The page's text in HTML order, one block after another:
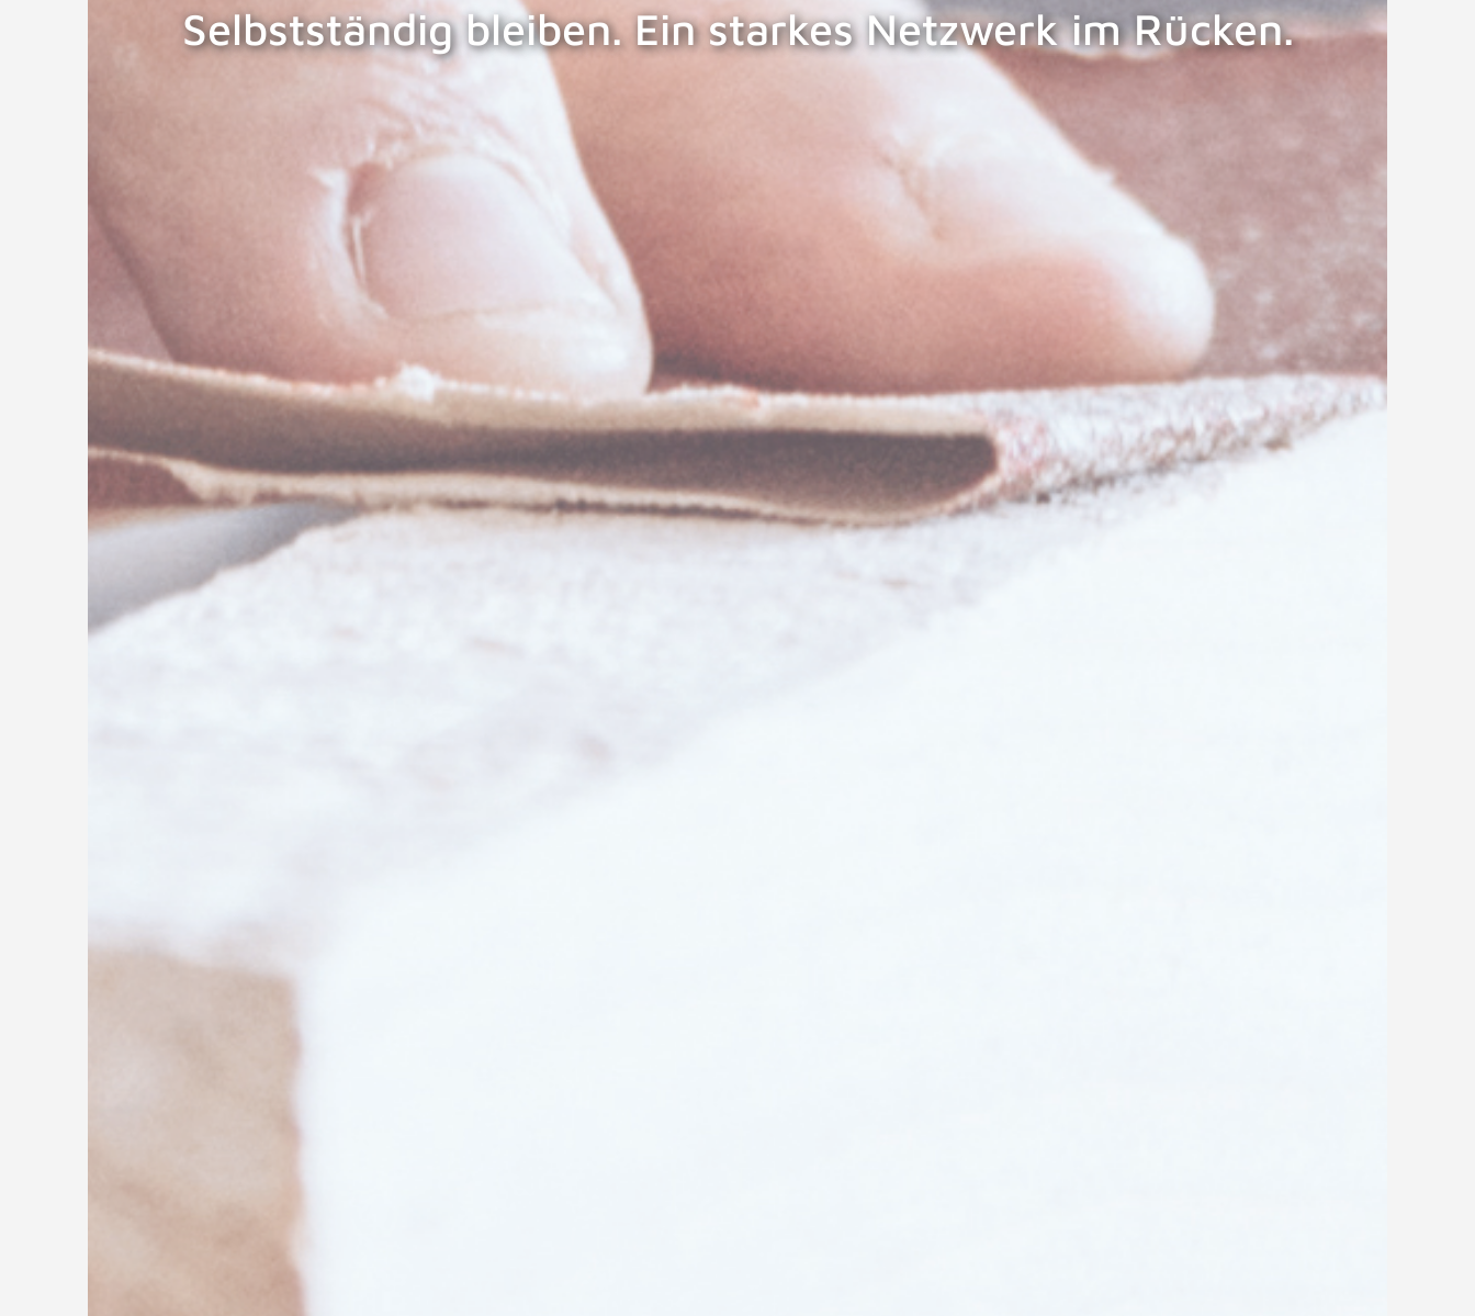
Selbstständig bleiben. Ein starkes Netzwerk im Rücken.